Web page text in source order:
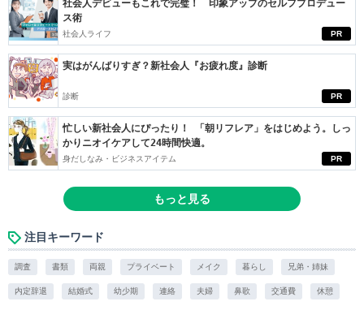
PR
社会人デビューもこれで完璧！ 印象アップのセルフプロデュー
ス術
社会人ライフ
PR
実はがんばりすぎ？新社会人『お疲れ度』診断
診断
PR
忙しい新社会人にぴったり！ 「朝リフレア」をはじめよう。しっ
かりニオイケアして24時間快適。
身だしなみ・ビジネスアイテム
もっと見る
注目キーワード
調査 書類 両親 プライベート メイク 暮らし 兄弟・姉妹
内定辞退 結婚式 幼少期 連絡 夫婦 鼻歌 交通費 休憩